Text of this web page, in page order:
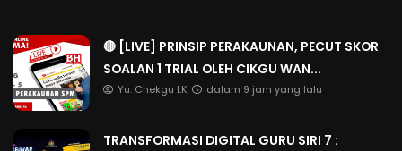
🔴 [LIVE] PRINSIP PERAKAUNAN, PECUT SKOR
SOALAN 1 TRIAL OLEH CIKGU WAN...
Yu. Chekgu LK dalam 9 jam yang lalu
TRANSFORMASI DIGITAL GURU SIRI 7 :